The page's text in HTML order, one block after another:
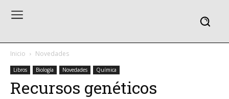
Inicio Novedades
Libros Biología Novedades Química
Recursos genéticos